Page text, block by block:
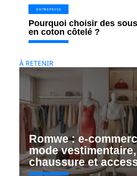
ENTREPRISE
Pourquoi choisir des
en coton côtelé ?
À RETENIR
Romwe : e-
mode vestimentaire,
chaussure et